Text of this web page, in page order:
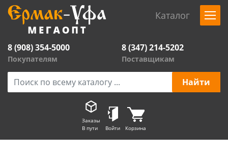
Каталог
8 (908) 354-5000
Покупателям
8 (347) 214-5202
Поставщикам
Заказы
В пути
Войти Корзина